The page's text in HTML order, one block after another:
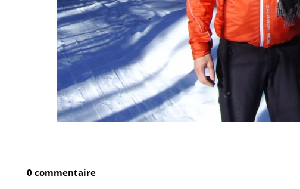
0 commentaire